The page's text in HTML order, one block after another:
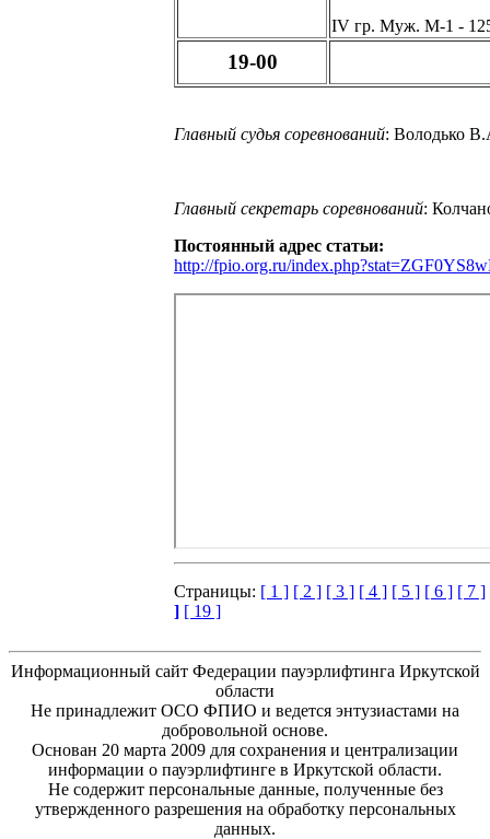
IV гр. Муж. М-1 -
19-00
Главный судья соревнований:
Главный секретарь соревнований:
Постоянный адрес статьи:
http://fpio.org.ru/
Страницы: [ 1 ] [ 2 ] [ 3 ] [ 4 ] [ 5 ] [ 6 ] [ 7 ]
] [ 19 ]
Информационный сайт Федерации пауэрлифтинга Иркутской
области
Не принадлежит ОСО ФПИО и ведется энтузиастами на
добровольной основе.
Основан 20 марта 2009 для сохранения и централизации
информации о пауэрлифтинге в Иркутской области.
Не содержит персональные данные, полученные без
утвержденного разрешения на обработку персональных
данных.